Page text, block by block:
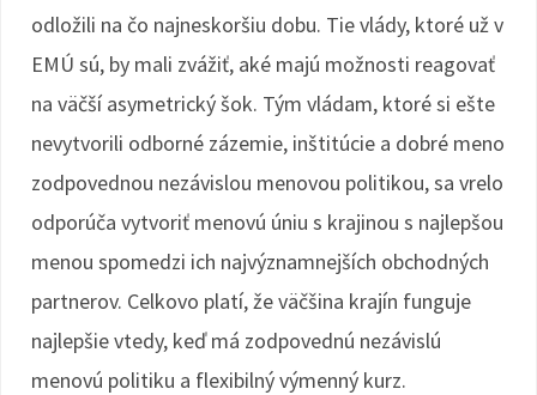
odložili na čo najneskoršiu dobu. Tie vlády, ktoré už v
EMÚ sú, by mali zvážiť, aké majú možnosti reagovať
na väčší asymetrický šok. Tým vládam, ktoré si ešte
nevytvorili odborné zázemie, inštitúcie a dobré meno
zodpovednou nezávislou menovou politikou, sa vrelo
odporúča vytvoriť menovú úniu s krajinou s najlepšou
menou spomedzi ich najvýznamnejších obchodných
partnerov. Celkovo platí, že väčšina krajín funguje
najlepšie vtedy, keď má zodpovednú nezávislú
menovú politiku a flexibilný výmenný kurz.